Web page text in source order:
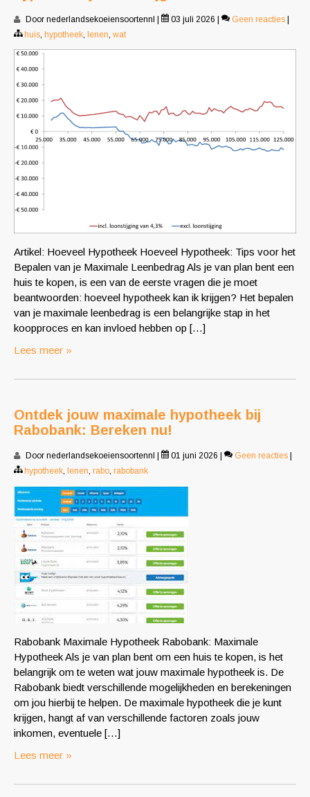
Door nederlandsekoeiensoortennl 03 juli 2026 Geen reacties
huis, hypotheek, lenen, wat
Artikel: Hoeveel Hypotheek Hoeveel Hypotheek: Tips voor het
Bepalen van je Maximale Leenbedrag Als je van plan bent een
huis te kopen, is een van de eerste vragen die je moet
beantwoorden: hoeveel hypotheek kan ik krijgen? Het bepalen
van je maximale leenbedrag is een belangrijke stap in het
koopproces en kan invloed hebben op […]
Lees meer »
Ontdek jouw maximale hypotheek bij
Rabobank: Bereken nu!
Door nederlandsekoeiensoortennl | 01 juni 2026 | Geen reacties |
hypotheek lenen rabo rabobank
Rabobank Maximale Hypotheek Rabobank: Maximale
Hypotheek Als je van plan bent om een huis te kopen, is het
belangrijk om te weten wat jouw maximale hypotheek is. De
Rabobank biedt verschillende mogelijkheden en berekeningen
om jou hierbij te helpen. De maximale hypotheek die je kunt
krijgen, hangt af van verschillende factoren zoals jouw
inkomen, eventuele […]
Lees meer »